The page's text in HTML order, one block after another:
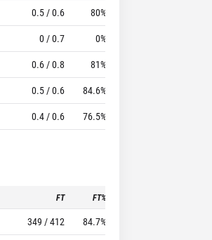
0.5 / 0.6 80%
0 / 0.7 0%
0.6 / 0.8 81%
0.5 / 0.6 84.6%
0.4 / 0.6 76.5%
FT FT%
349 / 412 84.7%